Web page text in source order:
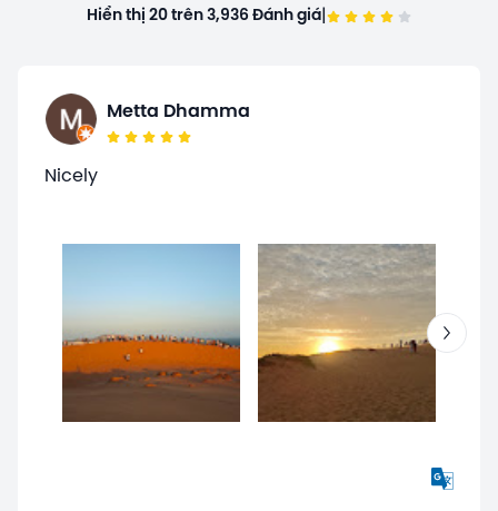
Hiển thị 20 trên 3,936 Đánh giá
Metta Dhamma
Nicely